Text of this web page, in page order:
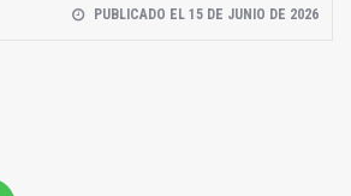
PUBLICADO EL 15 DE JUNIO DE 2026